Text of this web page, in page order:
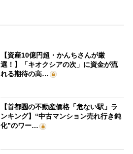
【資産10億円超・かんちさんが厳
選！】「キオクシアの次」に資金が流
れる期待の高…
【首都圏の不動産価格「危ない駅」ラ
ンキング】“中古マンション売れ行き鈍
化”のワー…